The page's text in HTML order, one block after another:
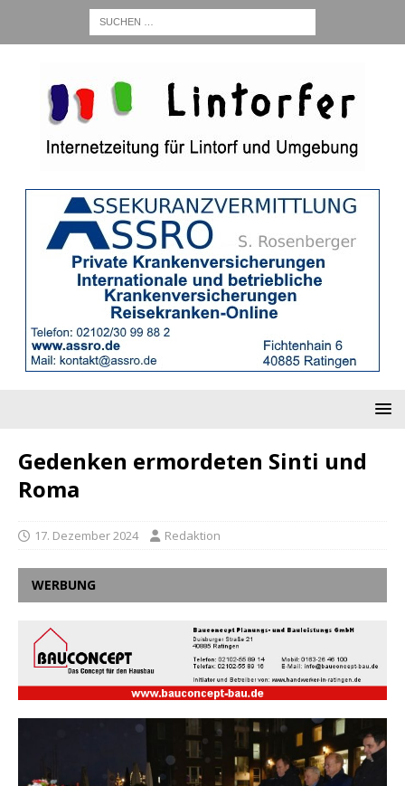
Gedenken ermordeten Sinti und
Roma
17. Dezember 2024 Redaktion
WERBUNG